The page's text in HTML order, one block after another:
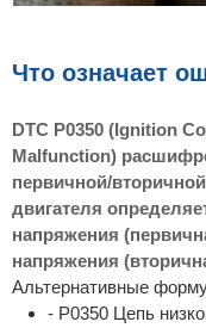
Что означает
DTC P0350 (Ignition
Malfunction)
первичной/
двигателя
напряжения
напряжения
Альтернативные
- P0350 Цепь